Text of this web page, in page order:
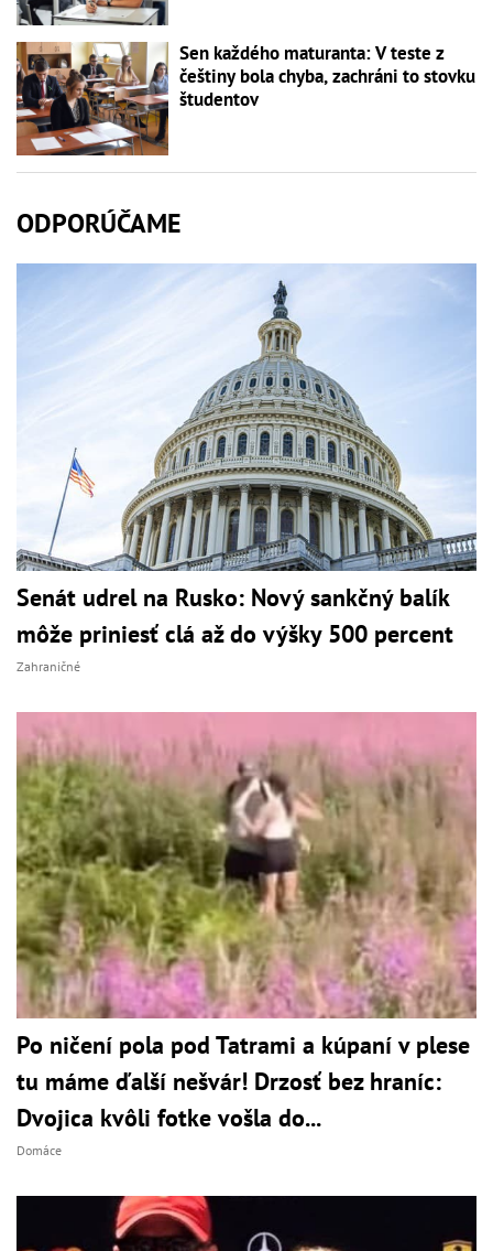
Sen každého maturanta: V teste z
češtiny bola chyba, zachráni to stovku
študentov
ODPORÚČAME
Senát udrel na Rusko: Nový sankčný balík
môže priniesť clá až do výšky 500 percent
Zahraničné
Po ničení pola pod Tatrami a kúpaní v plese
tu máme ďalší nešvár! Drzosť bez hraníc:
Dvojica kvôli fotke vošla do...
Domáce